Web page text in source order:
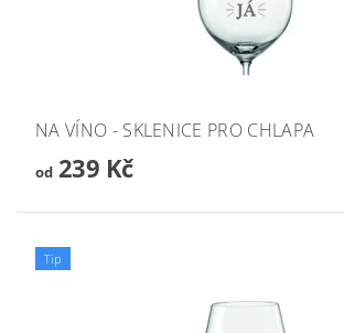
NA VÍNO - SKLENICE PRO CHLAPA
od239 Kč
Tip